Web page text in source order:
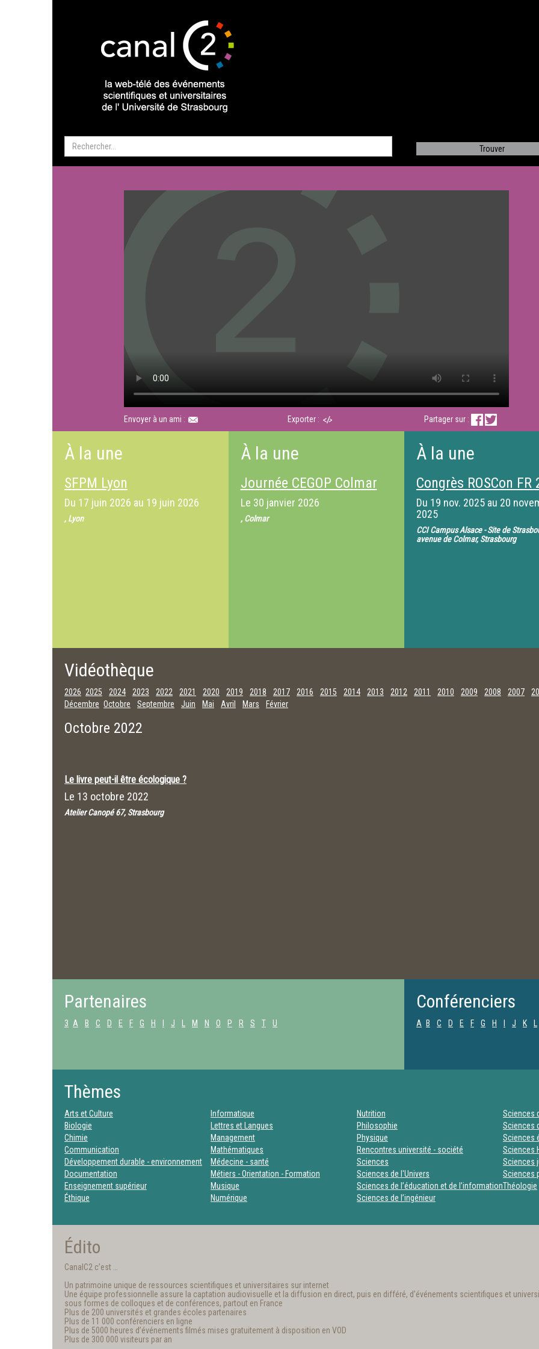
Envoyer à un ami : Exporter : Partager sur :
À la une
SFPM Lyon
Du 17 juin 2026 au 19 juin 2026
, Lyon
À la une
Journée CEGOP Colmar
Le 30 janvier 2026
, Colmar
À la une
Congrès ROSCon FR
Du 19 nov. 2025 au 20
2025
CCI Campus Alsace - Site de
avenue de Colmar, Strasbourg
Vidéothèque
2026 2025 2024 2023 2022 2021 2020 2019 2018 2017 2016 2015 2014 2013 2012 2011 2010 2009 2008 2007
Décembre Octobre Septembre Juin Mai Avril Mars Février
Octobre 2022
Le livre peut-il être écologique ?
Le 13 octobre 2022
Atelier Canopé 67, Strasbourg
Partenaires
3 A B C D E F G H J M N O P R S T U
Conférenciers
A B C D E F G H J K
Thèmes
Arts et Culture
Biologie
Chimie
Communication
Développement durable - environnement
Documentation
Enseignement supérieur
Éthique
Informatique
Lettres et Langues
Management
Mathématiques
Médecine - santé
Métiers - Orientation - Formation
Musique
Numérique
Nutrition
Philosophie
Physique
Rencontres université - société
Sciences
Sciences de l'Univers
Sciences de l’éducation et de l’information
Sciences de l’ingénieur
Sciences
Sciences
Sciences
Sciences
Sciences
Sciences
Théologie
Édito
CanalC2 c’est …
Un patrimoine unique de ressources scientifiques et universitaires sur internet
Une équipe professionnelle assure la captation audiovisuelle et la diffusion en direct, puis en différé, d’événements scientifiques et
sous formes de colloques et de conférences, partout en France
Plus de 200 universités et grandes écoles partenaires
Plus de 11 000 conférenciers en ligne
Plus de 5000 heures d’événements filmés mises gratuitement à disposition en VOD
Plus de 300 000 visiteurs par an